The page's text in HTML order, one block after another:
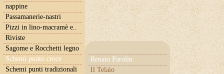
nappine
Passamanerie-nastri
Pizzi in lino-macramè e..
Riviste
Sagome e Rocchetti legno
Schemi punto croce
Renato Parolin
Il Telaio
Schemi punti tradizionali